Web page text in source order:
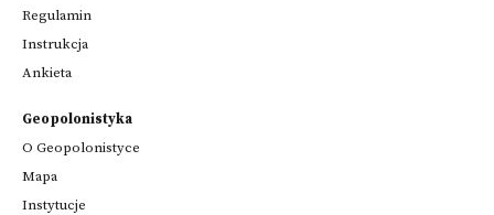
Regulamin
Instrukcja
Ankieta
Geopolonistyka
O Geopolonistyce
Mapa
Instytucje